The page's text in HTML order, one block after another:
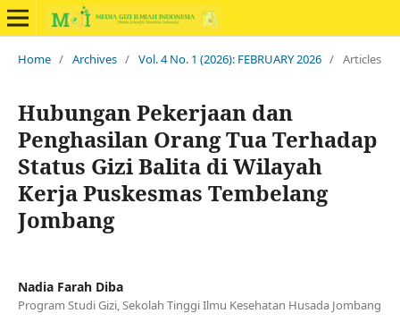
Home / Archives / Vol. 4 No. 1 (2026): FEBRUARY 2026 / Articles
Hubungan Pekerjaan dan
Penghasilan Orang Tua Terhadap
Status Gizi Balita di Wilayah
Kerja Puskesmas Tembelang
Jombang
Nadia Farah Diba
Program Studi Gizi, Sekolah Tinggi Ilmu Kesehatan Husada Jombang